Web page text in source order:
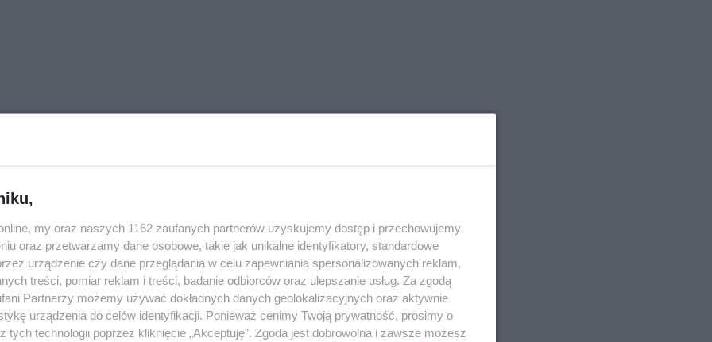
Stracił
zł
Jest wykonawca
remontu dachu sali
gimastycznej
my oraz naszych 1162 zaufanych partnerów uzyskujemy dostęp i przechowujemy
oraz przetwarzamy dane osobowe, takie jak unikalne identyfikatory, standardowe
urządzenie czy dane przeglądania w celu zapewniania spersonalizowanych reklam,
treści, pomiar reklam i treści, badanie odbiorców oraz ulepszanie usług. Za zgodą
Partnerzy możemy używać dokładnych danych geolokalizacyjnych oraz aktywnie
urządzenia do celów identyfikacji. Ponieważ cenimy Twoją prywatność, prosimy o
tych technologii poprzez kliknięcie „Akceptuję”. Zgoda jest dobrowolna i zawsze możesz